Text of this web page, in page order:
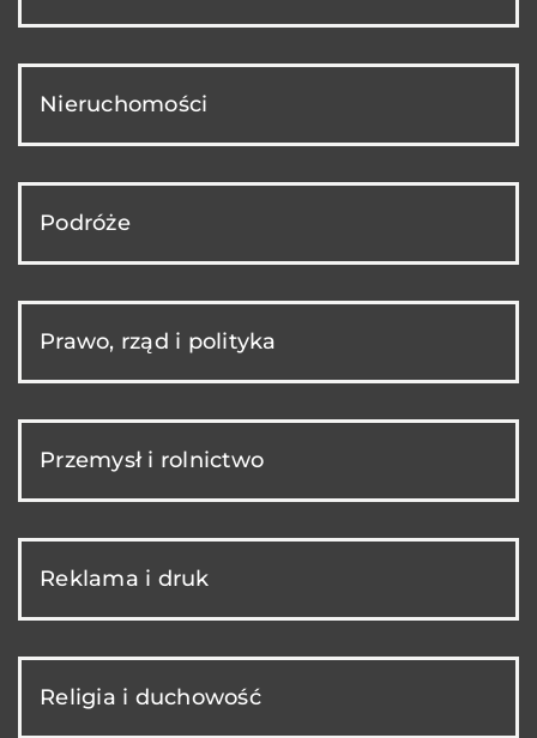
Nieruchomości
Podróże
Prawo, rząd i polityka
Przemysł i rolnictwo
Reklama i druk
Religia i duchowość